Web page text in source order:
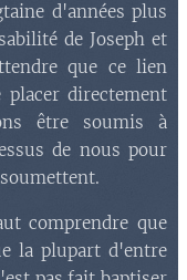
d'années plus
de Joseph et
que ce lien
directement
être soumis à
de nous pour
comprendre que
la plupart d'entre